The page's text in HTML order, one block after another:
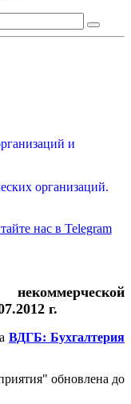
и
организаций.
нас в Telegram
г.
ВДГБ: Бухгалтерия
обновлена до